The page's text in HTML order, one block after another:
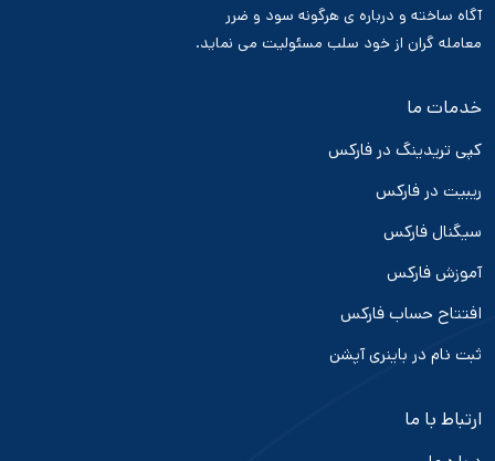
آگاه ساخته و درباره ی هرگونه سود و ضرر
معامله گران از خود سلب مسئولیت می نماید.
خدمات ما
کپی تریدینگ در فارکس
ریبیت در فارکس
سیگنال فارکس
آموزش فارکس
افتتاح حساب فارکس
ثبت نام در باینری آپشن
ارتباط با ما